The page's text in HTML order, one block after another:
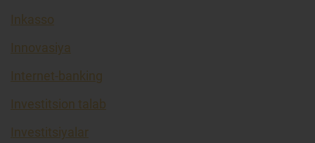
Inkasso
Innovasiya
Internet-banking
Investitsion talab
Investitsiyalar